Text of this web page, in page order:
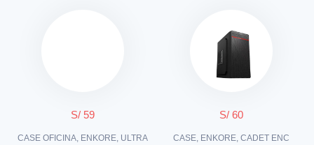
S/ 59
CASE OFICINA, ENKORE, ULTRA
S/ 60
CASE, ENKORE, CADET ENC